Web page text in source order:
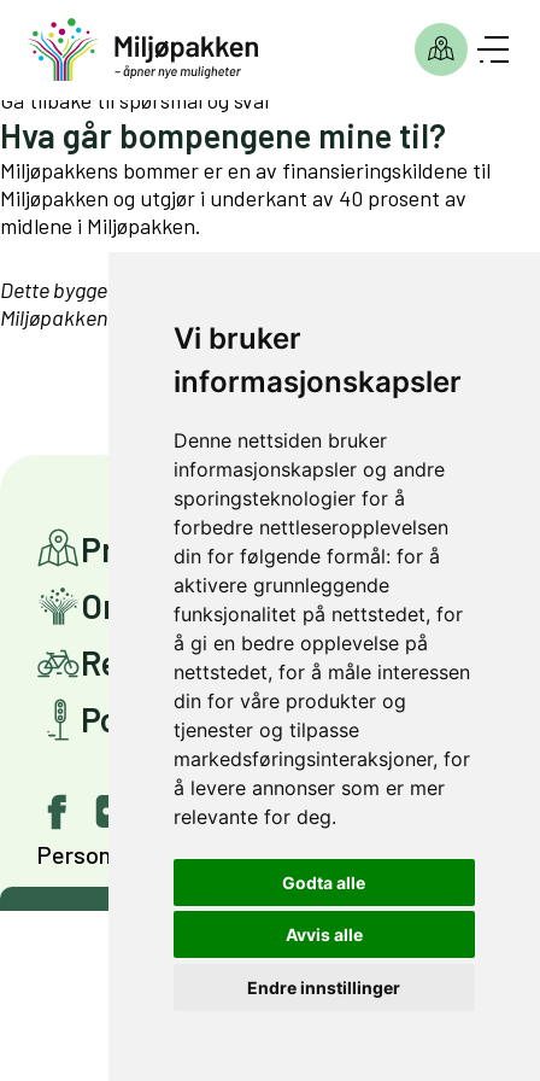
Vi bruker
informasjonskapsler
Denne nettsiden bruker
informasjonskapsler og andre
sporingsteknologier for å
forbedre nettleseropplevelsen
din for følgende formål: for å
aktivere grunnleggende
funksjonalitet på nettstedet, for
å gi en bedre opplevelse på
nettstedet, for å måle interessen
din for våre produkter og
tjenester og tilpasse
markedsføringsinteraksjoner, for
å levere annonser som er mer
relevante for deg.
Godta alle
Avvis alle
Endre innstillinger
Gå tilbake til spørsmål og svar
Hva går bompengene mine til?
Miljøpakkens bommer er en av finansieringskildene til
Miljøpakken og utgjør i underkant av 40 prosent av
midlene i Miljøpakken.
Dette bygger vi:
Miljøpakken
Prosjekter
Om Miljøpakken
Reis smartere
Politisk styring
Personvern Tilgjengelighet English